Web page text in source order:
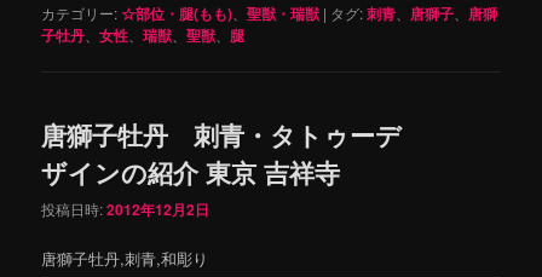
カテゴリー:☆部位・腿(もも) 、聖獣・瑞獣 | タグ:刺青 唐獅子
唐獅
子牡丹 、女性 、瑞獣 、聖獣 腿
唐獅子牡丹 刺青・タトゥーデ
ザインの紹介 東京 吉祥寺
投稿日時:2012年12月2日
唐獅子牡丹,刺青,和彫り